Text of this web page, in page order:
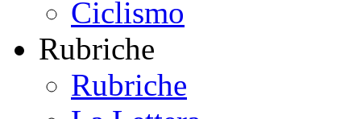
Ciclismo
Rubriche
Rubriche